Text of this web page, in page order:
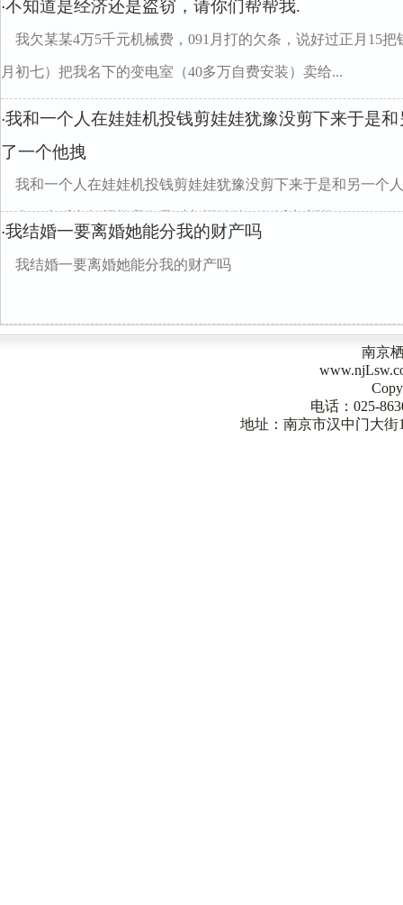
·不知道是经济还是盗窃，请你们帮帮我.
我欠某某4万5千元机械费，091月打的欠条，说好过正月15
月初七）把我名下的变电室（40多万自费安装）卖给...
·我和一个人在娃娃机投钱剪娃娃犹豫没剪下来于是
了一个他拽
我和一个人在娃娃机投钱剪娃娃犹豫没剪下来于是和另一个
四个！事后老板报警我们及时归还娃娃！但派出所说...
·我结婚一要离婚她能分我的财产吗
我结婚一要离婚她能分我的财产吗
南京
电话：025-
地址：南京市汉中门大